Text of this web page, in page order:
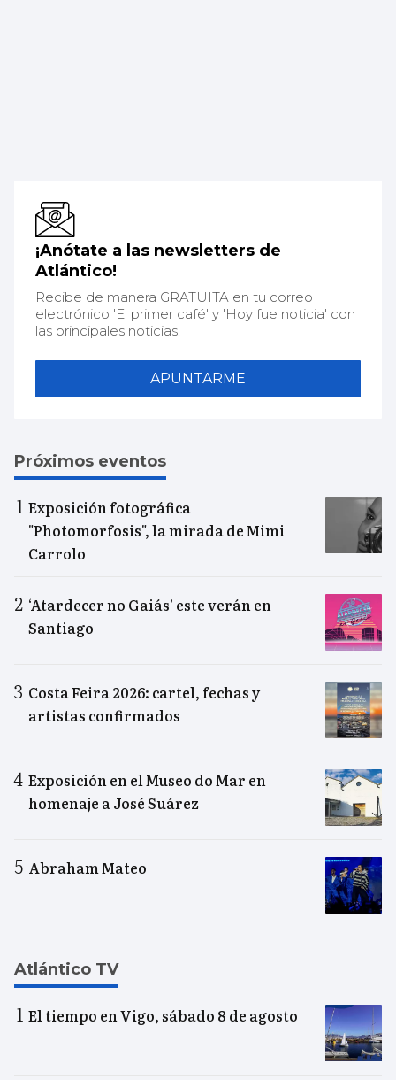
¡Anótate a las newsletters de
Atlántico!
Recibe de manera GRATUITA en tu correo
electrónico 'El primer café' y 'Hoy fue noticia' con
las principales noticias.
APUNTARME
Próximos eventos
Exposición fotográfica
"Photomorfosis", la mirada de Mimi
Carrolo
‘Atardecer no Gaiás’ este verán en
Santiago
Costa Feira 2026: cartel, fechas y
artistas confirmados
Exposición en el Museo do Mar en
homenaje a José Suárez
Abraham Mateo
Atlántico TV
El tiempo en Vigo, sábado 8 de agosto